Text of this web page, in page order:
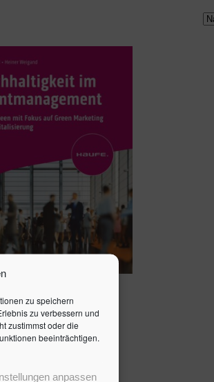
zu speichern
zu verbessern und
zustimmst oder die
beeinträchtigen.
anpassen
IM